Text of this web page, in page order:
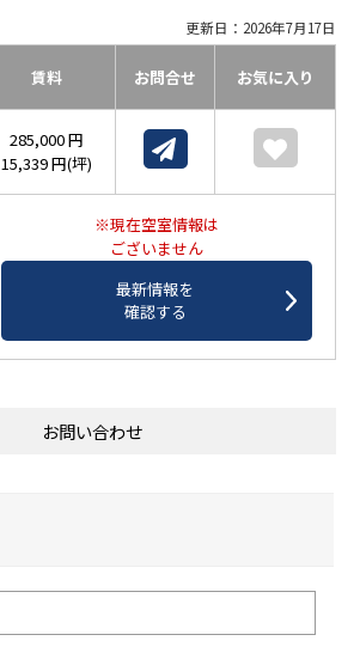
更新日：2026年7月17日
賃料 お問合せ お気に入り
285,000 円
15,339 円(坪)
※現在空室情報は
ございません
最新情報を
確認する
お問い合わせ